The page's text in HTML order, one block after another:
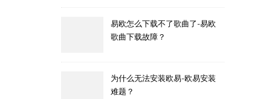
易欧怎么下载不了歌曲了-易欧
歌曲下载故障？
为什么无法安装欧易-欧易安装
难题？